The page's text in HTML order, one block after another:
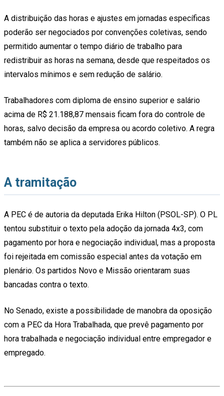
A distribuição das horas e ajustes em jornadas específicas
poderão ser negociados por convenções coletivas, sendo
permitido aumentar o tempo diário de trabalho para
redistribuir as horas na semana, desde que respeitados os
intervalos mínimos e sem redução de salário.
Trabalhadores com diploma de ensino superior e salário
acima de R$ 21.188,87 mensais ficam fora do controle de
horas, salvo decisão da empresa ou acordo coletivo. A regra
também não se aplica a servidores públicos.
A tramitação
A PEC é de autoria da deputada Erika Hilton (PSOL-SP). O PL
tentou substituir o texto pela adoção da jornada 4x3, com
pagamento por hora e negociação individual, mas a proposta
foi rejeitada em comissão especial antes da votação em
plenário. Os partidos Novo e Missão orientaram suas
bancadas contra o texto.
No Senado, existe a possibilidade de manobra da oposição
com a PEC da Hora Trabalhada, que prevê pagamento por
hora trabalhada e negociação individual entre empregador e
empregado.